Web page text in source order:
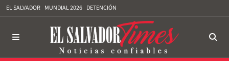
EL SALVADOR MUNDIAL 2026 DETENCIÓN